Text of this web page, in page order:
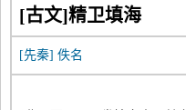
[古文]精卫填海
[先秦] 佚名